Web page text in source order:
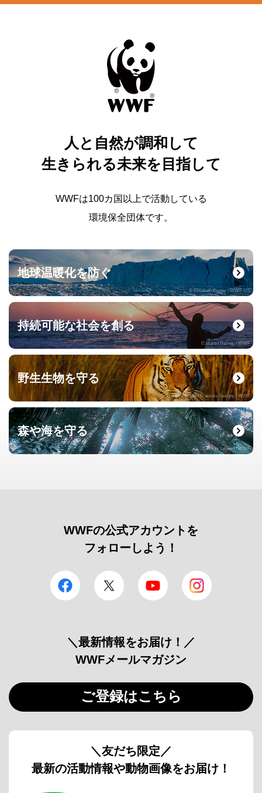
人と自然が調和して
生きられる未来を目指して
WWFは100カ国以上で活動している
環境保全団体です。
地球温暖化を防ぐ
© Elisabeth Kruger / WWF-US
持続可能な社会を創る
© Martin Harvey / WWF
野生生物を守る
© naturepl.com / Francois Savigny / WWF
森や海を守る
© Roger Leguen / WWF
WWFの公式アカウントを
フォローしよう！
facebook Twitter YouTube
＼最新情報をお届け！／
WWFメールマガジン
ご登録はこちら
＼友だち限定／
最新の活動情報や動物画像をお届け！